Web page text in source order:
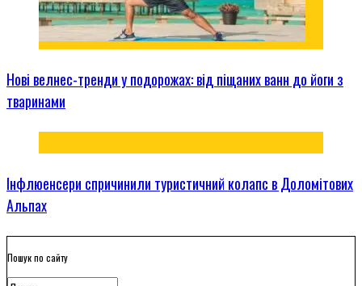
Нові велнес-тренди у подорожах: від піщаних ванн до йоги з
тваринами
Інфлюенсери спричинили туристичний колапс в Доломітових
Альпах
Пошук по сайту